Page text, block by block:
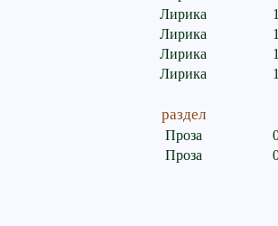
Лирика
Лирика
Лирика
Лирика
раздел
Проза
Проза